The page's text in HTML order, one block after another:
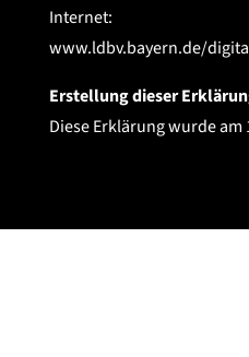
Internet:
www.ldbv.bayern.de/
Erstellung dieser
Diese Erklärung wurde am